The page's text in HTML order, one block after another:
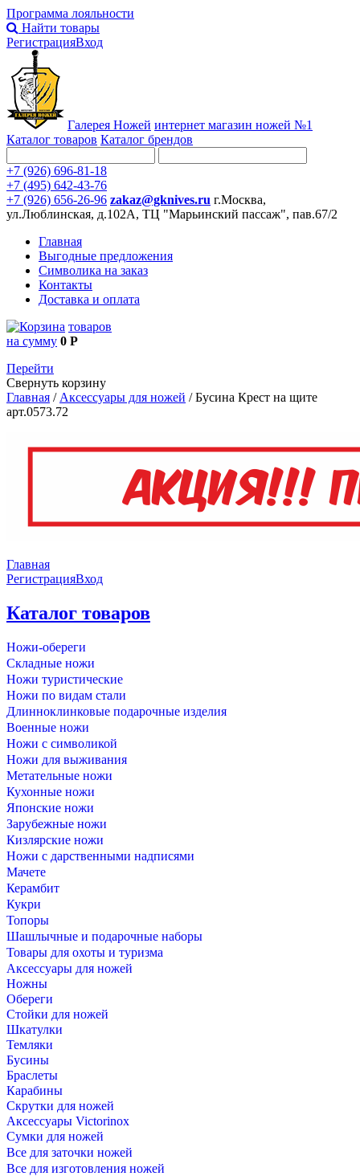
Программа лояльности
Найти товары
РегистрацияВход
Галерея Ножей интернет магазин ножей №1
Каталог товаров Каталог брендов
+7 (926) 696-81-18
+7 (495) 642-43-76
+7 (926) 656-26-96 zakaz@gknives.ru г.Москва,
ул.Люблинская, д.102А, ТЦ "Марьинский пассаж", пав.67/2
Главная
Выгодные предложения
Символика на заказ
Контакты
Доставка и оплата
товаров
на сумму 0 Р
Перейти
Свернуть корзину
Главная / Аксессуары для ножей /Бусина Крест на щите
арт.0573.72
Главная
РегистрацияВход
Каталог товаров
Ножи-обереги
Складные ножи
Ножи туристические
Ножи по видам стали
Длинноклинковые подарочные изделия
Военные ножи
Ножи с символикой
Ножи для выживания
Метательные ножи
Кухонные ножи
Японские ножи
Зарубежные ножи
Кизлярские ножи
Ножи с дарственными надписями
Мачете
Керамбит
Кукри
Топоры
Шашлычные и подарочные наборы
Товары для охоты и туризма
Аксессуары для ножей
Ножны
Обереги
Стойки для ножей
Шкатулки
Темляки
Бусины
Браслеты
Карабины
Скрутки для ножей
Аксессуары Victorinox
Сумки для ножей
Все для заточки ножей
Все для изготовления ножей